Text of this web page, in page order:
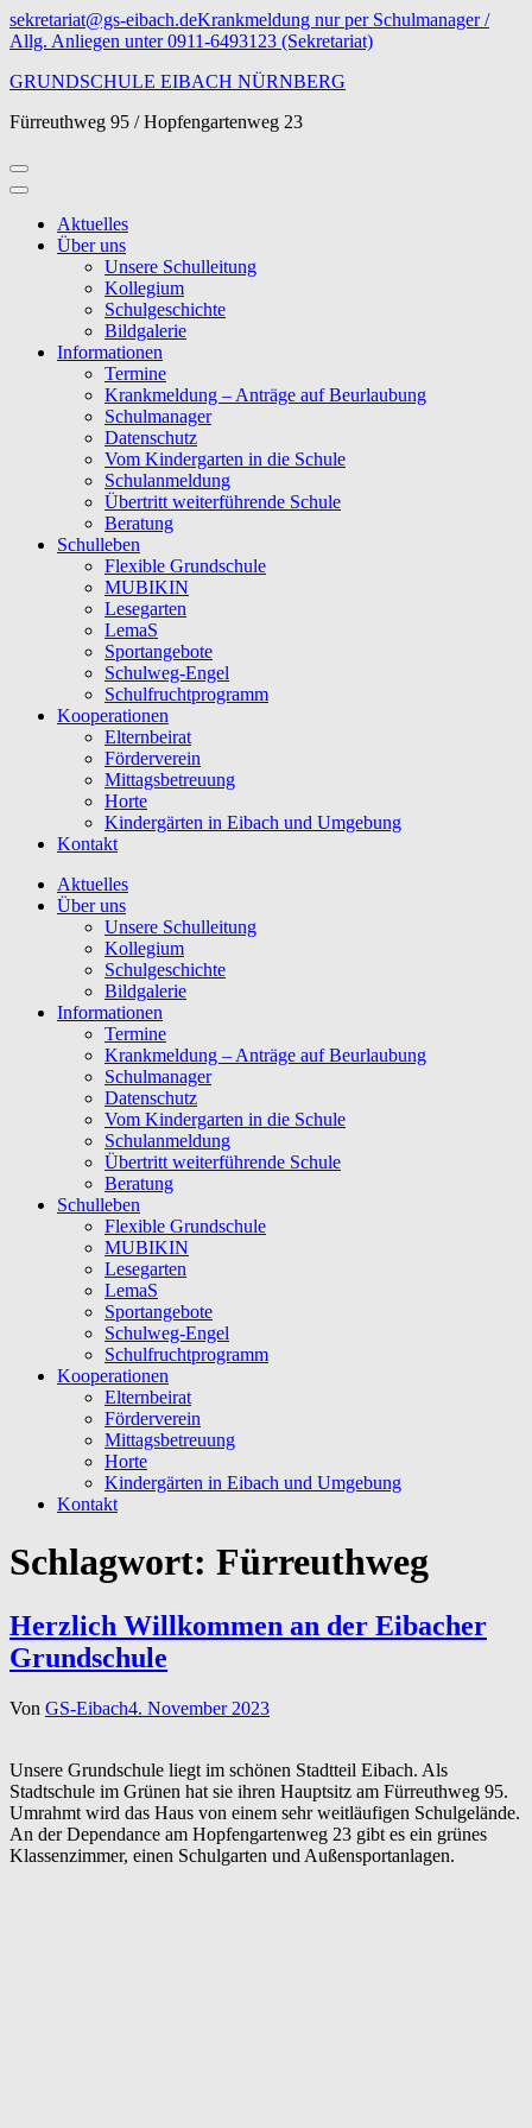
Zum
Inhalt
(Eingabetaste
sekretariat@gs-eibach.deKrankmeldung nur per Schulmanager /
Allg. Anliegen unter 0911-6493123 (Sekretariat)
GRUNDSCHULE EIBACH NÜRNBERG
Fürreuthweg 95 / Hopfengartenweg 23
Aktuelles
Über uns
Unsere Schulleitung
Kollegium
Schulgeschichte
Bildgalerie
Informationen
Termine
Krankmeldung – Anträge auf Beurlaubung
Schulmanager
Datenschutz
Vom Kindergarten in die Schule
Schulanmeldung
Übertritt weiterführende Schule
Beratung
Schulleben
Flexible Grundschule
MUBIKIN
Lesegarten
LemaS
Sportangebote
Schulweg-Engel
Schulfruchtprogramm
Kooperationen
Elternbeirat
Förderverein
Mittagsbetreuung
Horte
Kindergärten in Eibach und Umgebung
Kontakt
Aktuelles
Über uns
Unsere Schulleitung
Kollegium
Schulgeschichte
Bildgalerie
Informationen
Termine
Krankmeldung – Anträge auf Beurlaubung
Schulmanager
Datenschutz
Vom Kindergarten in die Schule
Schulanmeldung
Übertritt weiterführende Schule
Beratung
Schulleben
Flexible Grundschule
MUBIKIN
Lesegarten
LemaS
Sportangebote
Schulweg-Engel
Schulfruchtprogramm
Kooperationen
Elternbeirat
Förderverein
Mittagsbetreuung
Horte
Kindergärten in Eibach und Umgebung
Kontakt
Schlagwort: Fürreuthweg
Herzlich Willkommen an der Eibacher
Grundschule
Von GS-Eibach4. November 2023
Unsere Grundschule liegt im schönen Stadtteil Eibach. Als
Stadtschule im Grünen hat sie ihren Hauptsitz am Fürreuthweg 95.
Umrahmt wird das Haus von einem sehr weitläufigen Schulgelände.
An der Dependance am Hopfengartenweg 23 gibt es ein grünes
Klassenzimmer, einen Schulgarten und Außensportanlagen.